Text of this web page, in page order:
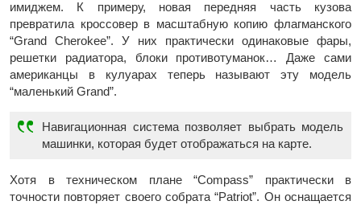
имиджем. К примеру, новая передняя часть кузова
превратила кроссовер в масштабную копию флагманского
“Grand Cherokee”. У них практически одинаковые фары,
решетки радиатора, блоки противотуманок… Даже сами
американцы в кулуарах теперь называют эту модель
“маленький Grand”.
Навигационная система позволяет выбрать модель
машинки, которая будет отображаться на карте.
Хотя в техническом плане “Compass” практически в
точности повторяет своего собрата “Patriot”. Он оснащается